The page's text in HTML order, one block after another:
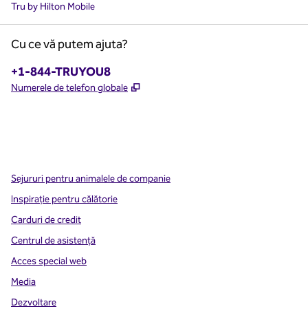
Tru by Hilton Mobile
Cu ce vă putem ajuta?
Telefon:
+1-844-TRUYOU8
Numerele de telefon globale ,
Sejururi pentru animalele de companie
Inspirație pentru călătorie
Carduri de credit
Centrul de asistență
Acces special web
Media
Dezvoltare